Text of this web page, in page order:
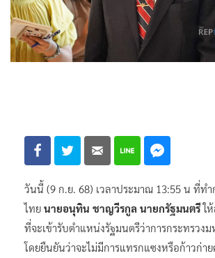
วันนี้ (9 ก.ย. 68) เวลาประมาณ 13:55 น ที่ทำ
ไทย นายอนุทิน ชาญวีรกูล นายกรัฐมนตรีใ
ที่จะเข้ารับตำแหน่งรัฐมนตรีว่าการกระทรวง
โดยยืนยันว่าจะไม่มีการแทรกแซงหรือก้าวก่า